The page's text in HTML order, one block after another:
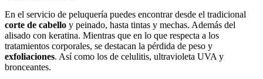
En el servicio de peluquería puedes encontrar desde el tradicional
corte de cabello y peinado, hasta tintas y mechas. Además del
alisado con keratina. Mientras que en lo que respecta a los
tratamientos corporales, se destacan la pérdida de peso y
exfoliaciones. Así como los de celulitis, ultravioleta UVA y
bronceantes.